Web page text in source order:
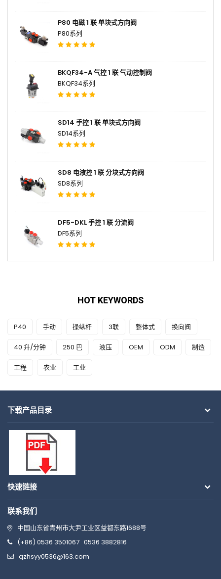
P80 电磁 1 联 单块式方向阀
P80系列
BKQF34-A 气控 1 联 气动控制阀
BKQF34系列
SD14 手控 1 联 单块式方向阀
SD14系列
SD8 电液控 1 联 分块式方向阀
SD8系列
DF5-DKL 手控 1 联 分流阀
DF5系列
HOT KEYWORDS
P40 手动 操纵杆 3联 整体式 换向阀
40 升/分钟 250 巴 液压 OEM ODM 制造
工程 农业 工业
下载产品目录
快速链接
联系我们
中国山东省青州市大尹工业区益都东路1688号
(+86) 0536 3501067 0536 3882816
qzhsyy0536@163.com